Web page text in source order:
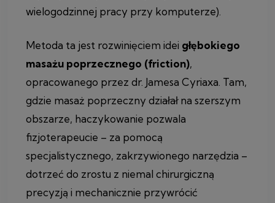
wielogodzinnej pracy przy komputerze).
Metoda ta jest rozwinięciem idei głębokiego
masażu poprzecznego (friction),
opracowanego przez dr. Jamesa Cyriaxa. Tam,
gdzie masaż poprzeczny działał na szerszym
obszarze, haczykowanie pozwala
fizjoterapeucie – za pomocą
specjalistycznego, zakrzywionego narzędzia –
dotrzeć do zrostu z niemal chirurgiczną
precyzją i mechanicznie przywrócić